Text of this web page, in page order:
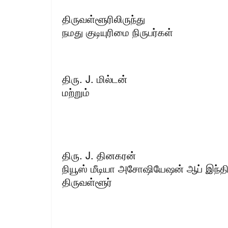
திருவள்ளூரிலிருந்து
நமது குடியுரிமை நிருபர்கள்
திரு. J. மில்டன்
மற்றும்
திரு. J. தினகரன்
நியூஸ் மீடியா அசோஷியேஷன் ஆப்
திருவள்ளூர்